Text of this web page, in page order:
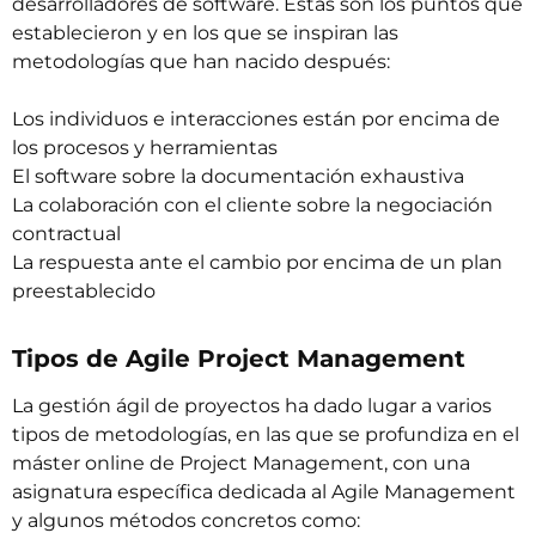
establecieron y en los que se inspiran las
metodologías que han nacido después:
Los individuos e interacciones están por encima de
los procesos y herramientas
El software sobre la documentación exhaustiva
La colaboración con el cliente sobre la negociación
contractual
La respuesta ante el cambio por encima de un plan
preestablecido
Tipos de Agile Project Management
La gestión ágil de proyectos ha dado lugar a varios
tipos de metodologías, en las que se profundiza en el
máster online de Project Management, con una
asignatura específica dedicada al Agile Management
y algunos métodos concretos como: